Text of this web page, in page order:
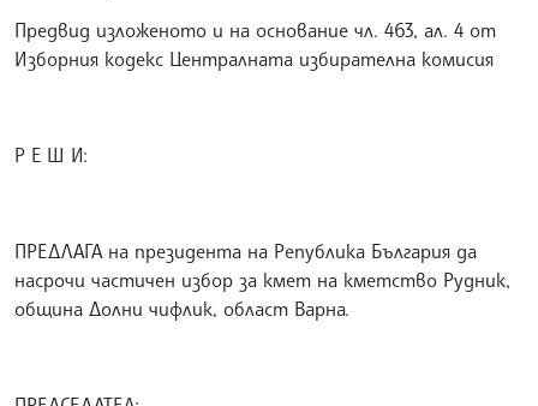
Предвид изложеното и на основание чл. 463, ал. 4 от
Изборния кодекс Централната избирателна комисия
Р Е Ш И:
ПРЕДЛАГА на президента на Република България да
насрочи частичен избор за кмет на кметство Рудник,
община Долни чифлик, област Варна.